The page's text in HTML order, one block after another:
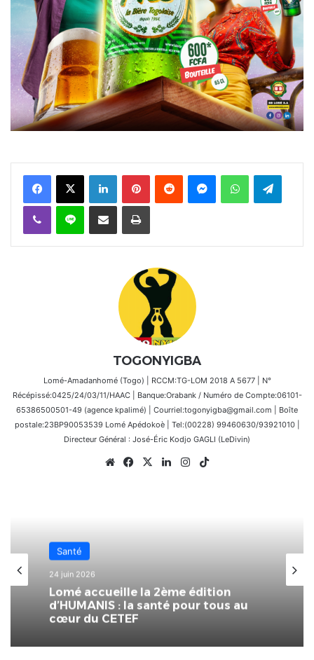
FacebookX Linkedin PinterestReddit MessengerWhatsAppTelegram
Viber Ligne Partager par email Imprimer
TOGONYIGBA
Lomé-Amadanhomé (Togo) | RCCM:TG-LOM 2018 A 5677 | N°
Récépissé:0425/24/03/11/HAAC | Banque:Orabank / Numéro de Compte:06101-
65386500501-49 (agence kpalimé) | Courriel:togonyigba@gmail.com | Boîte
postale:23BP90053539 Lomé Apédokoè | Tel:(00228) 99460630/93921010 |
Directeur Général : José-Éric Kodjo GAGLI (LeDivin)
WebsiteFacebook
X LinkedinInstagram
Santé
24 juin 2026
Lomé accueille la 2ème édition
d’HUMANIS : la santé pour tous au
cœur du CETEF